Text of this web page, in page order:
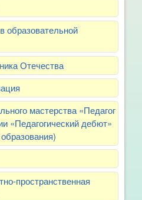
образовательной
Отечества
мастерства «Педагог
«Педагогический дебют»
пространственная